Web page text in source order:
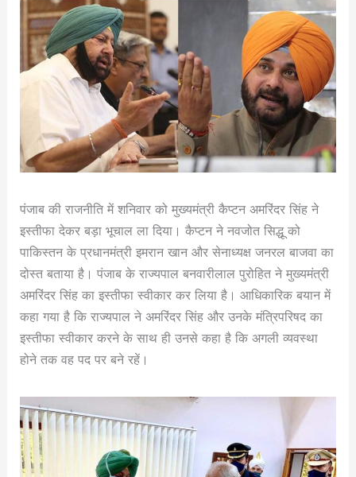
पंजाब की राजनीति में शनिवार को मुख्यमंत्री कैप्टन अमरिंदर सिंह ने
इस्तीफा देकर बड़ा भूचाल ला दिया। कैप्टन ने नवजोत सिद्धू को
पाकिस्तन के प्रधानमंत्री इमरान खान और सेनाध्यक्ष जनरल बाजवा का
दोस्त बताया है। पंजाब के राज्यपाल बनवारीलाल पुरोहित ने मुख्यमंत्री
अमरिंदर सिंह का इस्तीफा स्वीकार कर लिया है। आधिकारिक बयान में
कहा गया है कि राज्यपाल ने अमरिंदर सिंह और उनके मंत्रिपरिषद का
इस्तीफा स्वीकार करने के साथ ही उनसे कहा है कि अगली व्यवस्था
होने तक वह पद पर बने रहें।